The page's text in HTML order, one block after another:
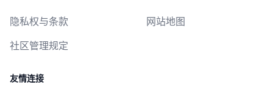
隐私权与条款
社区管理规定
网站地图
友情连接